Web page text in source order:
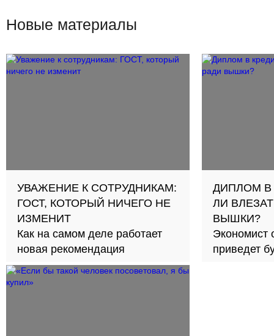
Новые материалы
УВАЖЕНИЕ К СОТРУДНИКАМ:
ГОСТ, КОТОРЫЙ НИЧЕГО НЕ
ИЗМЕНИТ
Как на самом деле работает
новая рекомендация
ДИПЛОМ В
ЛИ
ВЫШКИ?
Экономист
приведет